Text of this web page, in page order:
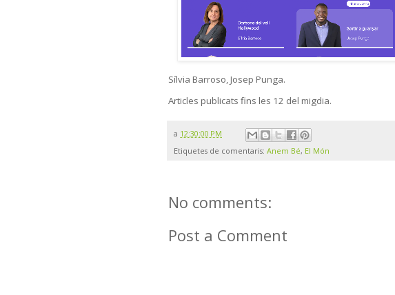
Sílvia Barroso, Josep Punga.
Articles publicats fins les 12 del migdia.
a 12:30:00 PM
Etiquetes de comentaris: Anem Bé, El Món
No comments:
Post a Comment